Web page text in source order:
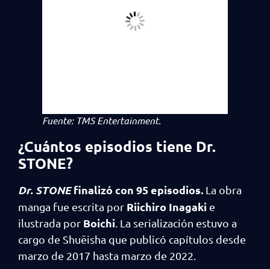
Fuente: TMS Entertainment.
¿Cuántos episodios tiene Dr.
STONE?
Dr. STONEfinalizó con 95 episodios. La obra
manga fue escrita por Riichiro Inagaki e
ilustrada por Boichi . La serialización estuvo a
cargo de Shuēisha que publicó capítulos desde
marzo de 2017 hasta marzo de 2022.